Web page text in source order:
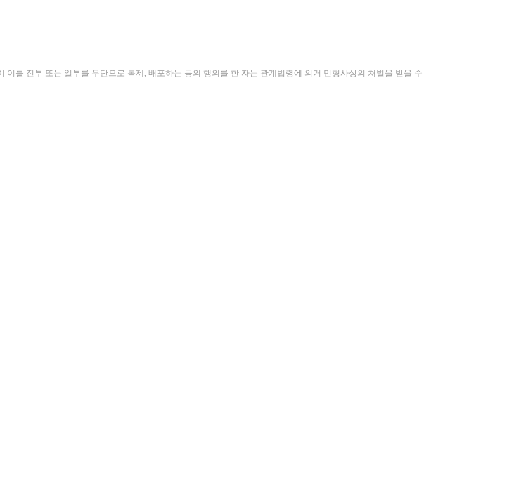
를 전부 또는 일부를 무단으로 복제, 배포하는 등의 행의를 한 자는 관계법령에 의거 민형사상의 처벌을 받을 수